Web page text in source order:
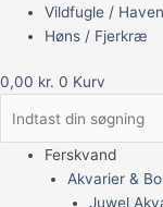
Vildfugle /
Høns / Fjerkræ
0,00 kr. 0 Kurv
Ferskvand
Akvarier &
Juwel